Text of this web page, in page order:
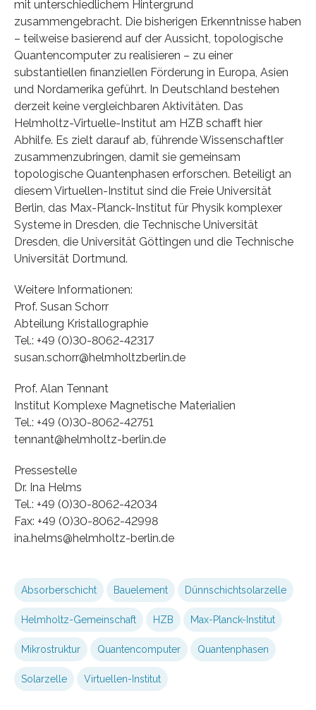
mit unterschiedlichem Hintergrund
zusammengebracht. Die bisherigen Erkenntnisse haben
– teilweise basierend auf der Aussicht, topologische
Quantencomputer zu realisieren – zu einer
substantiellen finanziellen Förderung in Europa, Asien
und Nordamerika geführt. In Deutschland bestehen
derzeit keine vergleichbaren Aktivitäten. Das
Helmholtz-Virtuelle-Institut am HZB schafft hier
Abhilfe. Es zielt darauf ab, führende Wissenschaftler
zusammenzubringen, damit sie gemeinsam
topologische Quantenphasen erforschen. Beteiligt an
diesem Virtuellen-Institut sind die Freie Universität
Berlin, das Max-Planck-Institut für Physik komplexer
Systeme in Dresden, die Technische Universität
Dresden, die Universität Göttingen und die Technische
Universität Dortmund.
Weitere Informationen:
Prof. Susan Schorr
Abteilung Kristallographie
Tel.: +49 (0)30-8062-42317
susan.schorr@helmholtzberlin.de
Prof. Alan Tennant
Institut Komplexe Magnetische Materialien
Tel.: +49 (0)30-8062-42751
tennant@helmholtz-berlin.de
Pressestelle
Dr. Ina Helms
Tel.: +49 (0)30-8062-42034
Fax: +49 (0)30-8062-42998
ina.helms@helmholtz-berlin.de
Absorberschicht Bauelement Dünnschichtsolarzelle
Helmholtz-Gemeinschaft HZB Max-Planck-Institut
Mikrostruktur Quantencomputer Quantenphasen
Solarzelle Virtuellen-Institut